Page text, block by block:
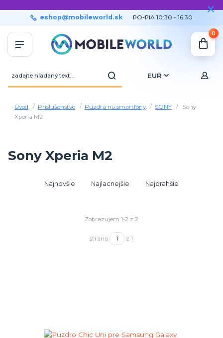
EUR
eshop@mobileworld.sk PO-PIA 10:30 - 16:30
0
Úvod Príslušenstvo Puzdrá na smartfóny SONY
Sony
Xperia M2
Sony Xperia M2
Najnovšie Najlacnejšie Najdrahšie
Zobrazujem 1-2 z 2
strana z 1